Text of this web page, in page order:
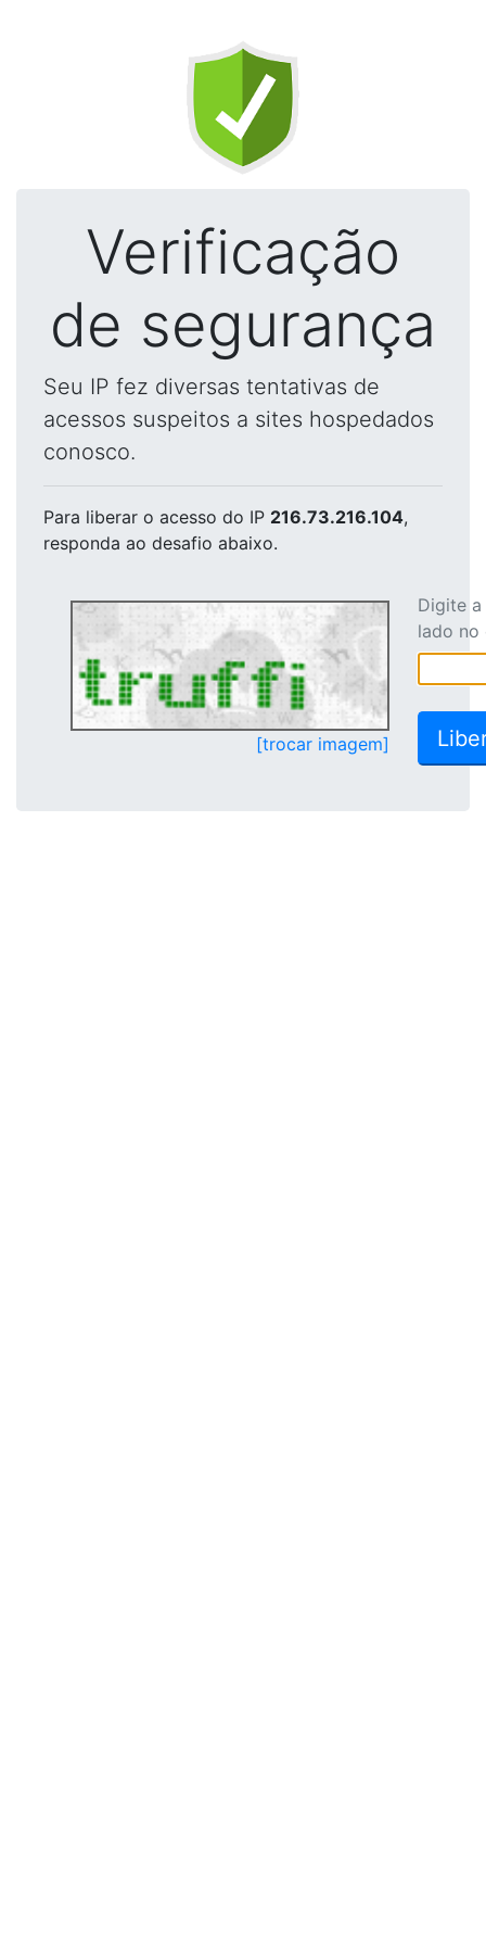
Verificação
de segurança
Seu IP fez diversas tentativas de
acessos suspeitos a sites hospedados
conosco.
Para liberar o acesso do IP 216.73.216.104,
responda ao desafio abaixo.
[trocar imagem]
Digite
lado no